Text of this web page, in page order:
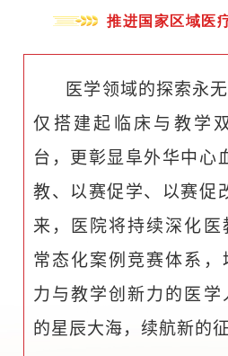
推进国家区域医
医学领域的探索永
仅搭建起临床与教学
台，更彰显阜外华中心
教、以赛促学、以赛促
来，医院将持续深化
常态化案例竞赛体系
力与教学创新力的医
的星辰大海，续航新的征